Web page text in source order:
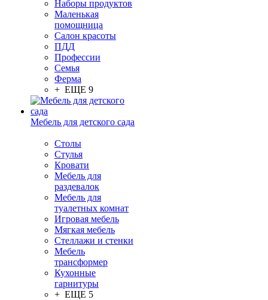
Наборы продуктов
Маленькая
помощница
Салон красоты
ПДД
Профессии
Семья
Ферма
+ ЕЩЕ 9
Мебель для детского сада
Столы
Cтулья
Кровати
Мебель для
раздевалок
Мебель для
туалетных комнат
Игровая мебель
Мягкая мебель
Стеллажи и стенки
Мебель
трансформер
Кухонные
гарнитуры
+ ЕЩЕ 5